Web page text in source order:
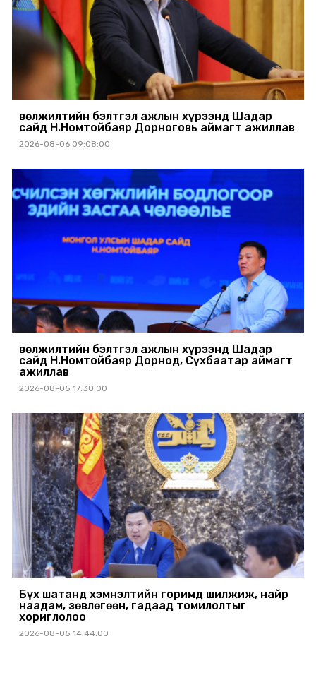
Өвөлжилтийн бэлтгэл ажлын хүрээнд Шадар
сайд Н.Номтойбаяр Дорноговь аймагт ажиллав
2026-08-06 09:08:00
Өвөлжилтийн бэлтгэл ажлын хүрээнд Шадар
сайд Н.Номтойбаяр Дорнод, Сүхбаатар аймагт
ажиллав
2026-08-05 17:30:00
Бүх шатанд хэмнэлтийн горимд шилжиж, найр
наадам, зөвлөгөөн, гадаад томилолтыг
хориглолоо
2026-08-05 14:44:00